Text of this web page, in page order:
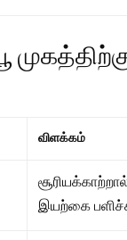
விளக்கம்
இயற்கை